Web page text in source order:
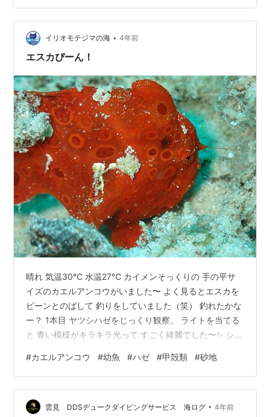
ゃんに 会ってきました〜 相変わらずのフリフリが かわ
いかった❤ 疲れないのかなぁ〜 カエルアンコウもいまし
た！ オレンジがとっても鮮やか✨ カイメンそっくりで
す。 …
イリオモテジマの海 • 4年前
エスカぴーん！
晴れ 気温30℃ 水温27℃ カイメンそっくりの 手の平サ
イズのカエルアンコウがいました〜 よく見るとエスカを
ピーンとのばして 釣りをしていました（笑） 釣れたかな
ー？ 1本目 ヤツシハゼをじっくり観察。 ライトを当てる
と 青い模様がキラキラ光って すごく綺麗でした〜✨ シマ
マノカミのちびが、 同じカイメンについていました！ カ
イメンは半分ほど砂に埋まっていました。 台風を乗り切
ったんですね〜 頑張ったね〜！ ジョーフィッシュも無事
でした！ 良かった〜 2本目 先端がオレンジのイソギンチ
#カエルアンコウ #幼魚 #ハゼ #甲殻類 #砂地
雲見 DDSデュークダイビングサービス 海ログ • 4年前